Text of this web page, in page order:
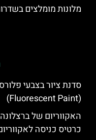
מלונות מומלצים
סדנת ציור בצבעי
(Fluorescent Paint)
כרטיס כניסה